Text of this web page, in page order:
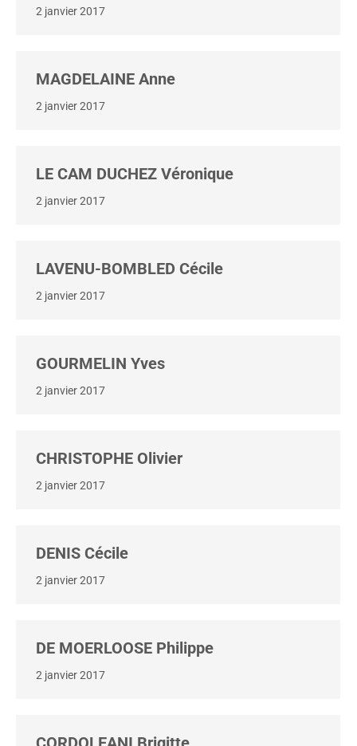
2 janvier 2017
MAGDELAINE Anne
2 janvier 2017
LE CAM DUCHEZ Véronique
2 janvier 2017
LAVENU-BOMBLED Cécile
2 janvier 2017
GOURMELIN Yves
2 janvier 2017
CHRISTOPHE Olivier
2 janvier 2017
DENIS Cécile
2 janvier 2017
DE MOERLOOSE Philippe
2 janvier 2017